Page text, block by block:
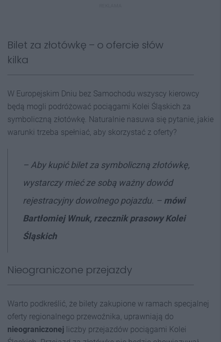
Bilet za złotówkę – o ofercie słów
kilka
W Europejskim Dniu bez Samochodu wszyscy kierowcy
będą mogli podróżować pociągami Kolei Śląskich za
symboliczną złotówkę. Naturalnie nasuwa się pytanie, jakie
warunki trzeba spełniać, aby skorzystać z oferty?
– Aby kupić bilet za symboliczną złotówkę,
wystarczy mieć ze sobą ważny dowód
rejestracyjny dowolnego pojazdu. – mówi
Bartłomiej Wnuk, rzecznik prasowy Kolei
Śląskich
Nieograniczone przejazdy
Warto podkreślić, że bilety zakupione w ramach specjalnej
oferty regionalnego przewoźnika, uprawniają do
nieograniczonej liczby przejazdów pociągami Kolei